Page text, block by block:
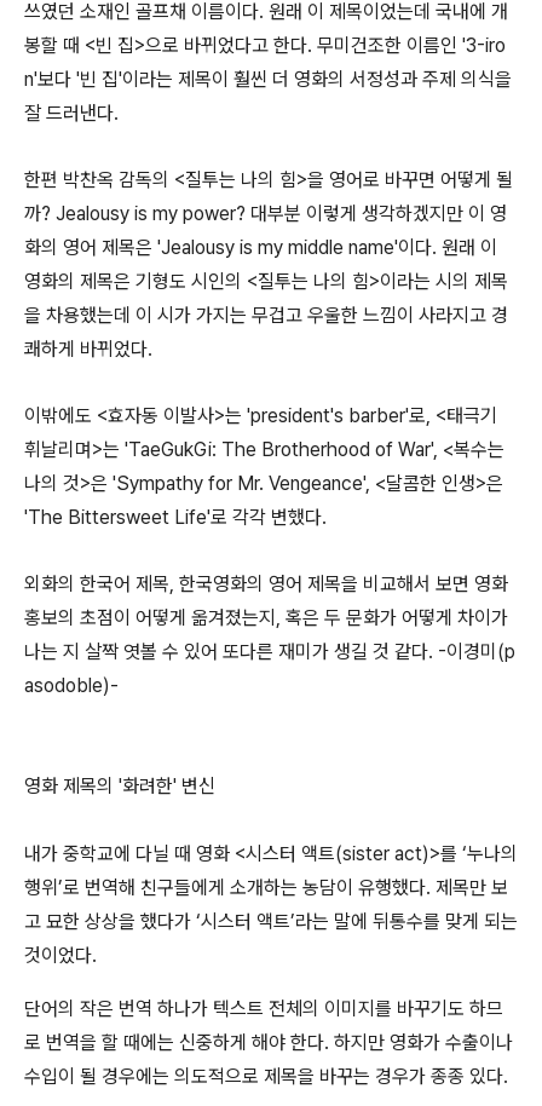
쓰였던 소재인 골프채 이름이다. 원래 이 제목이었는데 국내에 개
봉할 때 <빈 집>으로 바뀌었다고 한다. 무미건조한 이름인 '3-iro
n'보다 '빈 집'이라는 제목이 훨씬 더 영화의 서정성과 주제 의식을
잘 드러낸다.
한편 박찬옥 감독의 <질투는 나의 힘>을 영어로 바꾸면 어떻게 될
까? Jealousy is my power? 대부분 이렇게 생각하겠지만 이 영
화의 영어 제목은 'Jealousy is my middle name'이다. 원래 이
영화의 제목은 기형도 시인의 <질투는 나의 힘>이라는 시의 제목
을 차용했는데 이 시가 가지는 무겁고 우울한 느낌이 사라지고 경
쾌하게 바뀌었다.
이밖에도 <효자동 이발사>는 'president's barber'로, <태극기
휘날리며>는 'TaeGukGi: The Brotherhood of War', <복수는
나의 것>은 'Sympathy for Mr. Vengeance', <달콤한 인생>은
'The Bittersweet Life'로 각각 변했다.
외화의 한국어 제목, 한국영화의 영어 제목을 비교해서 보면 영화
홍보의 초점이 어떻게 옮겨졌는지, 혹은 두 문화가 어떻게 차이가
나는 지 살짝 엿볼 수 있어 또다른 재미가 생길 것 같다. -이경미(p
asodoble)-
영화 제목의 '화려한' 변신
내가 중학교에 다닐 때 영화 <시스터 액트(sister act)>를 ‘누나의
행위’로 번역해 친구들에게 소개하는 농담이 유행했다. 제목만 보
고 묘한 상상을 했다가 ‘시스터 액트’라는 말에 뒤통수를 맞게 되는
것이었다.
단어의 작은 번역 하나가 텍스트 전체의 이미지를 바꾸기도 하므
로 번역을 할 때에는 신중하게 해야 한다. 하지만 영화가 수출이나
수입이 될 경우에는 의도적으로 제목을 바꾸는 경우가 종종 있다.